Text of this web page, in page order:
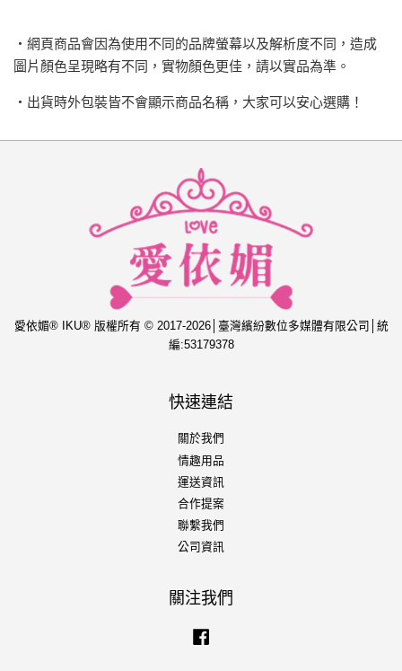
‧網頁商品會因為使用不同的品牌螢幕以及解析度不同，造成
圖片顏色呈現略有不同，實物顏色更佳，請以實品為準。
‧出貨時外包裝皆不會顯示商品名稱，大家可以安心選購！
愛依媚® IKU® 版權所有 © 2017-2026│臺灣繽紛數位多媒體有限公司│統
編:53179378
快速連結
關於我們
情趣用品
運送資訊
合作提案
聯繫我們
公司資訊
關注我們